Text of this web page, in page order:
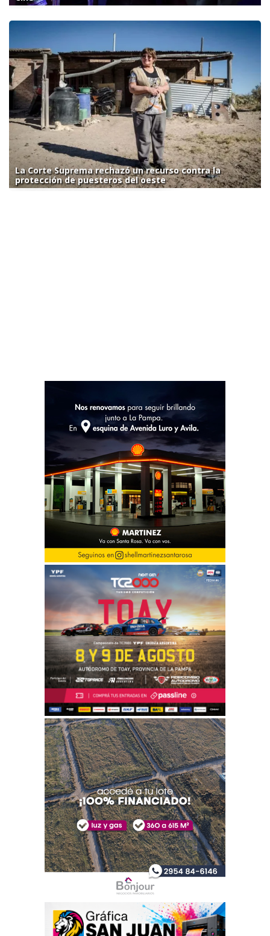
La Corte Suprema rechazó un recurso contra la
protección de puesteros del oeste